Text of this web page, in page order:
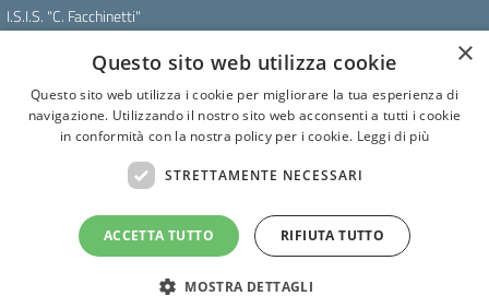
I.S.I.S. "C. Facchinetti"
Tel. 0331 635718 - E-mail: vais01900e@istruzione.it - Pec:
vais01900e@pec.istruzione.it
Codice meccanografico: VAIS01900E
Codice Fiscale: 81009250127
Concept & Design by Designers Italia
×
Questo sito web utilizza cookie
Questo sito web utilizza i cookie per migliorare la tua esperienza di
navigazione. Utilizzando il nostro sito web acconsenti a tutti i cookie
in conformità con la nostra policy per i cookie. Leggi di più
STRETTAMENTE NECESSARI
ACCETTA TUTTO RIFIUTA TUTTO
MOSTRA DETTAGLI